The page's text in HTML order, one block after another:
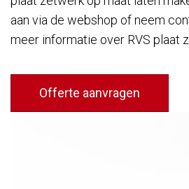
aan via de webshop of neem
meer informatie over RVS plaat
Offerte aanvragen